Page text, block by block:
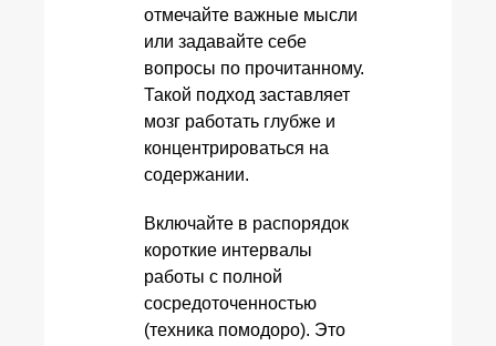
отмечайте важные мысли
или задавайте себе
вопросы по прочитанному.
Такой подход заставляет
мозг работать глубже и
концентрироваться на
содержании.
Включайте в распорядок
короткие интервалы
работы с полной
сосредоточенностью
(техника помодоро). Это